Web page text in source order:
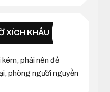
XÍCH KHẨU
phải nên đề
phòng người nguyền